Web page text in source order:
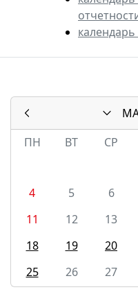
ПН
ВТ СР
4
5 6
11
12 13
18
19 20
25
26 27